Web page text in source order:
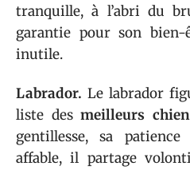
tranquille, à l’abri du
garantie pour son
inutile.
Labrador. Le labrador
liste desmeilleurs
gentillesse, sa
affable, il partage